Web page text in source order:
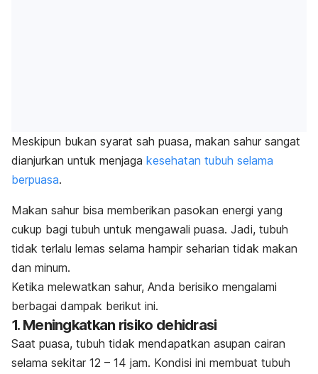
Meskipun bukan syarat sah puasa, makan sahur sangat
dianjurkan untuk menjaga kesehatan tubuh selama
berpuasa.
Makan sahur bisa memberikan pasokan energi yang
cukup bagi tubuh untuk mengawali puasa. Jadi, tubuh
tidak terlalu lemas selama hampir seharian tidak makan
dan minum.
Ketika melewatkan sahur, Anda berisiko mengalami
berbagai dampak berikut ini.
1. Meningkatkan risiko dehidrasi
Saat puasa, tubuh tidak mendapatkan asupan cairan
selama sekitar 12 – 14 jam. Kondisi ini membuat tubuh